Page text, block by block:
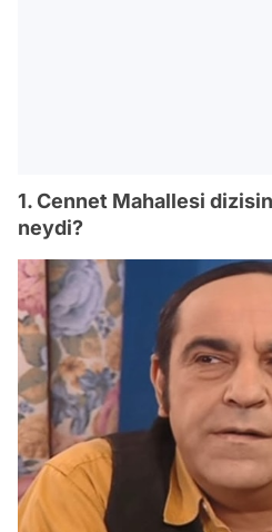
1. Cennet Mahallesi
neydi?